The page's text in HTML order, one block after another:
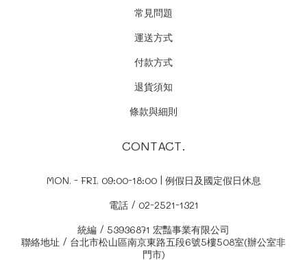
常見問題
運送方式
付款方式
退貨須知
條款與細則
CONTACT.
MON. - FRI. 09:00-18:00 | 例假日及國定假日休息
電話 / 02-2521-1321
統編 / 53936871 宏豔事業有限公司
聯絡地址 / 台北市松山區南京東路五段6號5樓508室(辦公室非
門市)